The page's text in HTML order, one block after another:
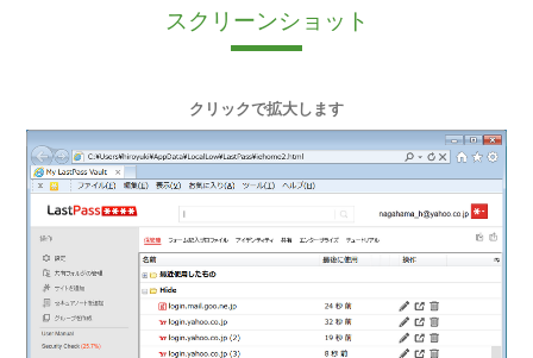
スクリーンショット
クリックで拡大します